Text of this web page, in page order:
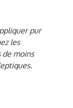
pur
les
de moins